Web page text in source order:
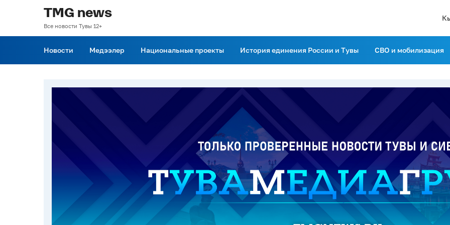
TMG news
Все новости Тувы 12+
Новости Медээлер Национальные проекты История единения России и Тувы СВО и мобилизация